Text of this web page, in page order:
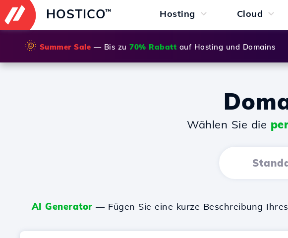
HOSTICO™ Hosting Cloud
🌞 Summer Sale — Bis zu 70% Rabatt auf Hosting und Domains
Wählen Sie die
AI Generator — Fügen Sie eine kurze Beschreibung